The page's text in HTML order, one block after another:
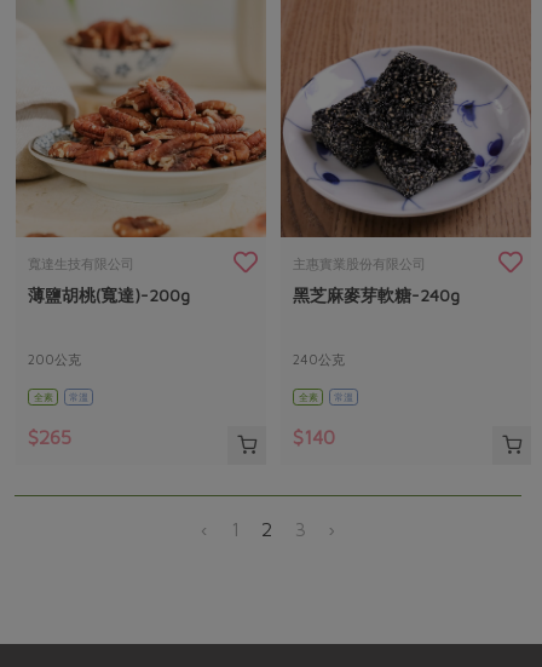
寬達生技有限公司
薄鹽胡桃(寬達)-200g
200公克
全素 常溫
$265
主惠實業股份有限公司
黑芝麻麥芽軟糖-240g
240公克
全素 常溫
$140
‹ 1 2 3 ›